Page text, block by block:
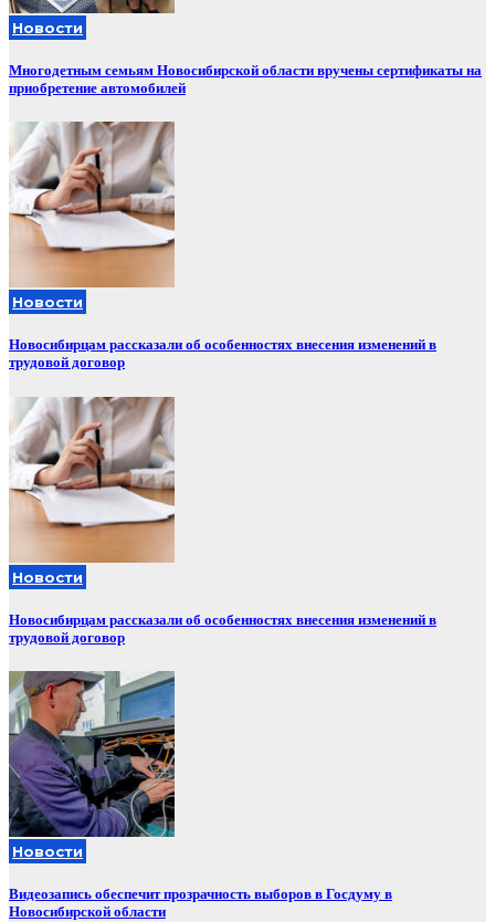
Новости
Многодетным семьям Новосибирской области вручены сертификаты на
приобретение автомобилей
Новости
Новосибирцам рассказали об особенностях внесения изменений в
трудовой договор
Новости
Новосибирцам рассказали об особенностях внесения изменений в
трудовой договор
Новости
Видеозапись обеспечит прозрачность выборов в Госдуму в
Новосибирской области